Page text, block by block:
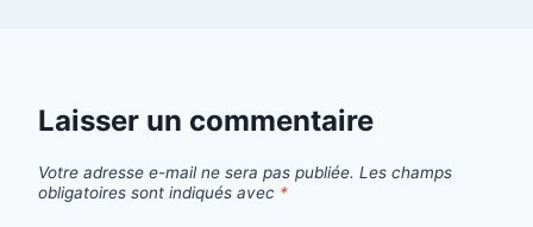
Laisser un commentaire
Votre adresse e-mail ne sera pas publiée. Les champs
obligatoires sont indiqués avec *